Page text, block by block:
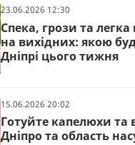
23.06.2026 12:30
Спека, грози та
на вихідних: якою
Дніпрі цього тижня
15.06.2026 20:02
Готуйте капелюхи та
Дніпро та область